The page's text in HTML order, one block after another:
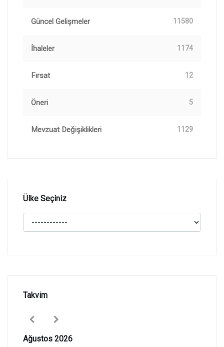
Güncel Gelişmeler 11580
İhaleler 1174
Fırsat 12
Öneri 5
Mevzuat Değişiklikleri 1129
Ülke Seçiniz
Takvim
Ağustos 2026